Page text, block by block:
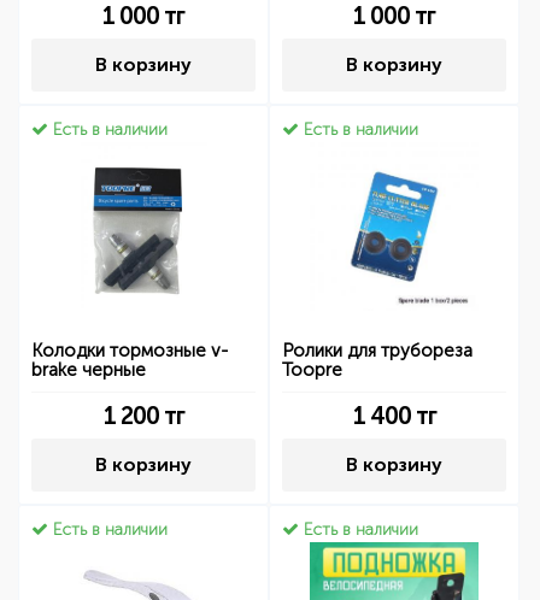
1 000 тг
В корзину
1 000 тг
В корзину
Есть в наличии
Колодки тормозные v-
brake черные
1 200тг
В корзину
Есть в наличии
Ролики для трубореза
Toopre
1 400тг
В корзину
Есть в наличии Есть в наличии